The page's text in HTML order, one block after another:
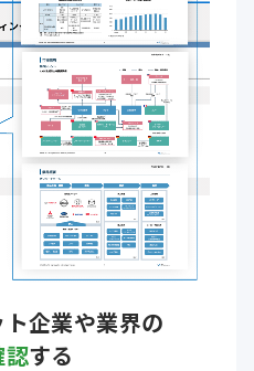
企業や業界の
認する